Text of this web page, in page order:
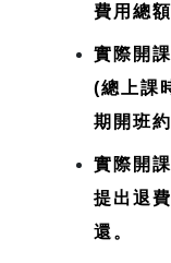
費用總
實際開
(總上課
期開班
實際開
提出退
還。